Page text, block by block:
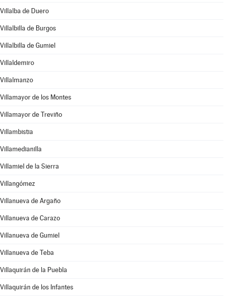
Villalba de Duero
Villalbilla de Burgos
Villalbilla de Gumiel
Villaldemiro
Villalmanzo
Villamayor de los Montes
Villamayor de Treviño
Villambistia
Villamedianilla
Villamiel de la Sierra
Villangómez
Villanueva de Argaño
Villanueva de Carazo
Villanueva de Gumiel
Villanueva de Teba
Villaquirán de la Puebla
Villaquirán de los Infantes